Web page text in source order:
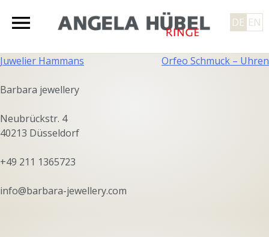
Angela Hübel
DE EN
Beitragsnavigation
Juwelier Hammans Orfeo Schmuck – Uhren
Barbara jewellery
Neubrückstr. 4
40213 Düsseldorf
+49 211 1365723
info@barbara-jewellery.com